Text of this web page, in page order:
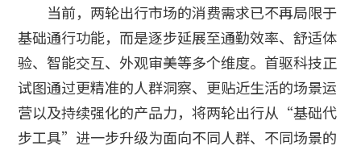
当前，两轮出行市场的消费需求已不再局限于
基础通行功能，而是逐步延展至通勤效率、舒适体
验、智能交互、外观审美等多个维度。首驱科技正
试图通过更精准的人群洞察、更贴近生活的场景运
营以及持续强化的产品力，将两轮出行从“基础代
步工具”进一步升级为面向不同人群、不同场景的